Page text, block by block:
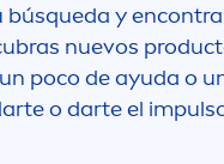
y
nuevos
poco de ayuda o
o darte el